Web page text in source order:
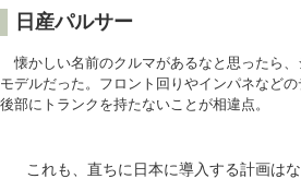
日産パルサー
懐かしい名前のクルマがあるなと思ったら
モデルだった。フロント回りやインパネなどの
後部にトランクを持たないことが相違点。
これも、直ちに日本に導入する計画は